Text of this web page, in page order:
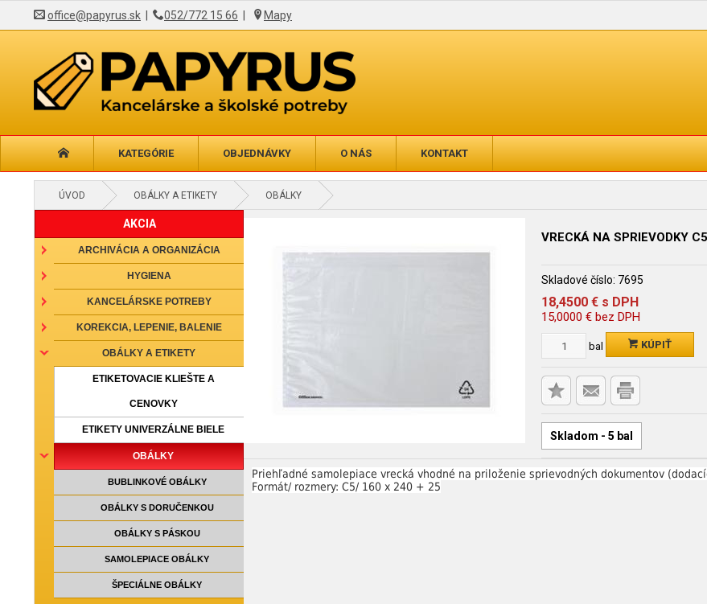
office@papyrus.sk 052/772 15 66 Mapy
KATEGÓRIE OBJEDNÁVKY O NÁS KONTAKT
ÚVOD OBÁLKY A ETIKETY OBÁLKY
AKCIA
ARCHIVÁCIA A ORGANIZÁCIA
HYGIENA
KANCELÁRSKE POTREBY
KOREKCIA, LEPENIE, BALENIE
OBÁLKY A ETIKETY
ETIKETOVACIE KLIEŠTE A
CENOVKY
ETIKETY UNIVERZÁLNE BIELE
OBÁLKY
BUBLINKOVÉ OBÁLKY
OBÁLKY S DORUČENKOU
OBÁLKY S PÁSKOU
SAMOLEPIACE OBÁLKY
ŠPECIÁLNE OBÁLKY
VRECKÁ NA SPRIEVODKY
Skladové číslo: 7695
18,4500 € s DPH
15,0000 € bez DPH
bal KÚPIŤ
Skladom - 5 bal
Priehľadné samolepiace vrecká vhodné na priloženie sprievodných dokumentov
Formát/ rozmery: C5/ 160 x 240 + 25